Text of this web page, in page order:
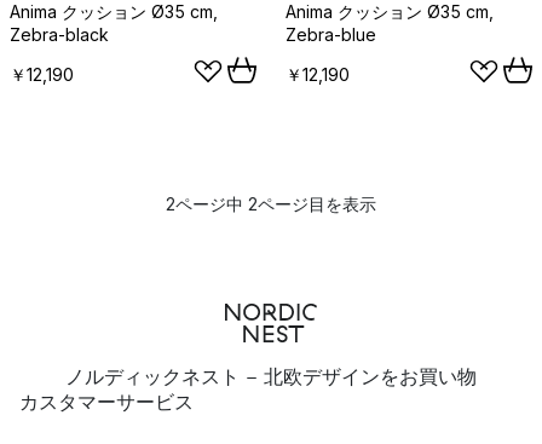
Anima クッション Ø35 cm,
Zebra-black
￥12,190
Anima クッション Ø35 cm,
Zebra-blue
￥12,190
2ページ中 2ページ目を表示
ノルディックネスト - 北欧デザインをお買い物
カスタマーサービス